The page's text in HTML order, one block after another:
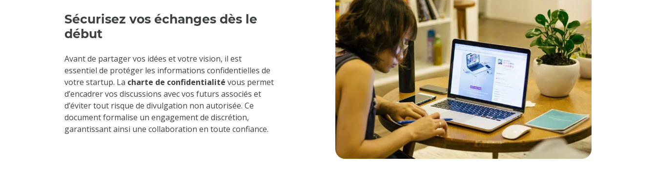
Sécurisez vos échanges dès le
début
Avant de partager vos idées et votre vision, il est
essentiel de protéger les informations confidentielles de
votre startup. La charte de confidentialité vous permet
d’encadrer vos discussions avec vos futurs associés et
d’éviter tout risque de divulgation non autorisée. Ce
document formalise un engagement de discrétion,
garantissant ainsi une collaboration en toute confiance.